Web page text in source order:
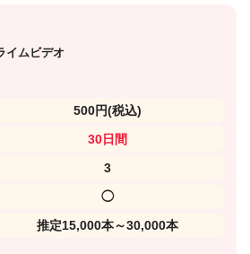
イムビデオ
500円(税込)
30日間
3
◯
推定15,000本～30,000本